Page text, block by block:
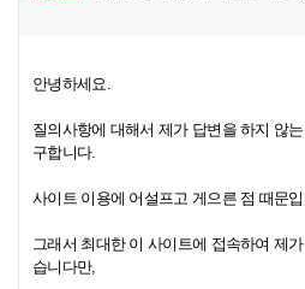
안녕하세요.
질의사항에 대해서 제가 답변을 하지 않
구합니다.
사이트 이용에 어설프고 게으른 점 때문
그래서 최대한 이 사이트에 접속하여 제
습니다만,